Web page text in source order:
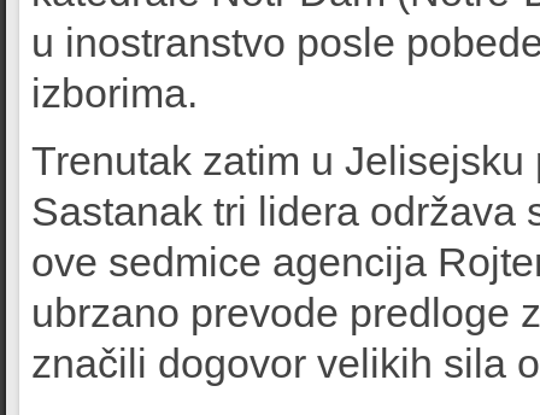
u inostranstvo posle
izborima.
Trenutak zatim u
Sastanak tri lidera održava
ove sedmice agencija
ubrzano prevode predloge
značili dogovor velikih sila